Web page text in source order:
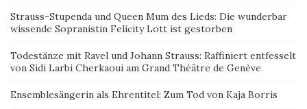
Strauss-Stupenda und Queen Mum des Lieds: Die wunderbar
wissende Sopranistin Felicity Lott ist gestorben
Todestänze mit Ravel und Johann Strauss: Raffiniert entfesselt
von Sidi Larbi Cherkaoui am Grand Théâtre de Genève
Ensemblesängerin als Ehrentitel: Zum Tod von Kaja Borris